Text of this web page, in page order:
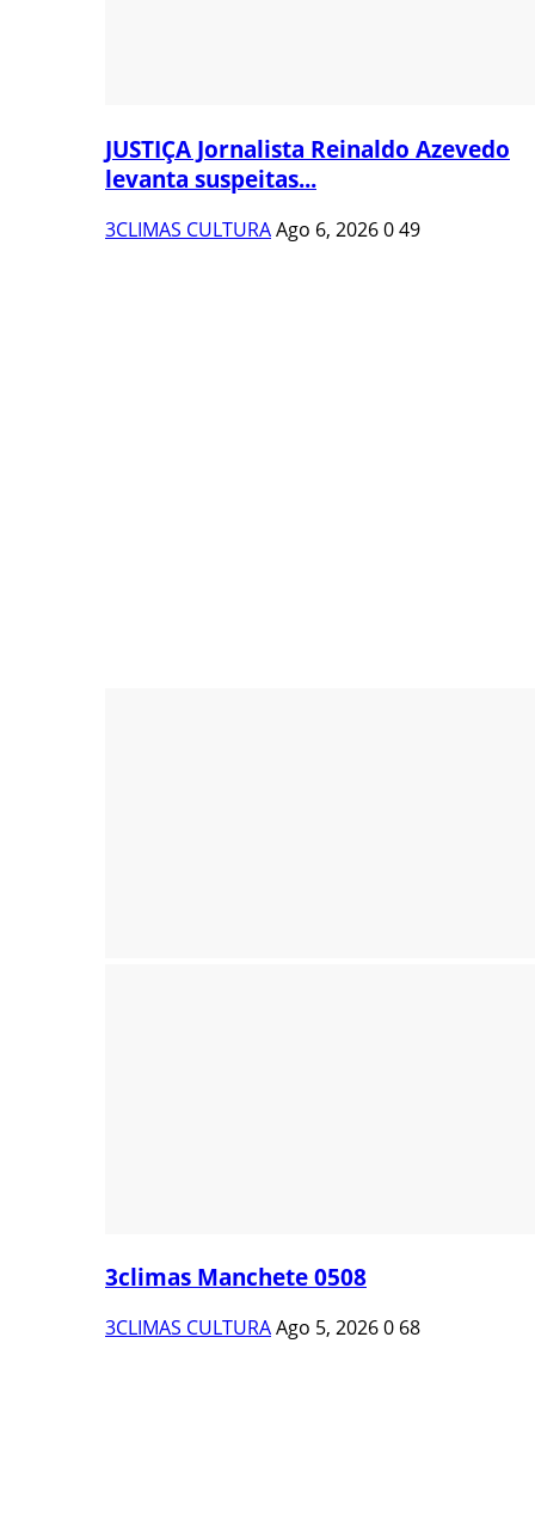
JUSTIÇA Jornalista Reinaldo Azevedo
levanta suspeitas...
3CLIMAS CULTURAAgo 6, 2026049
3climas Manchete 0508
3CLIMAS CULTURAAgo 5, 20260 68